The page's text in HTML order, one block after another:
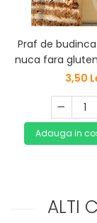
Praf de
nuca fara
3,50
Adauga in
ALTI